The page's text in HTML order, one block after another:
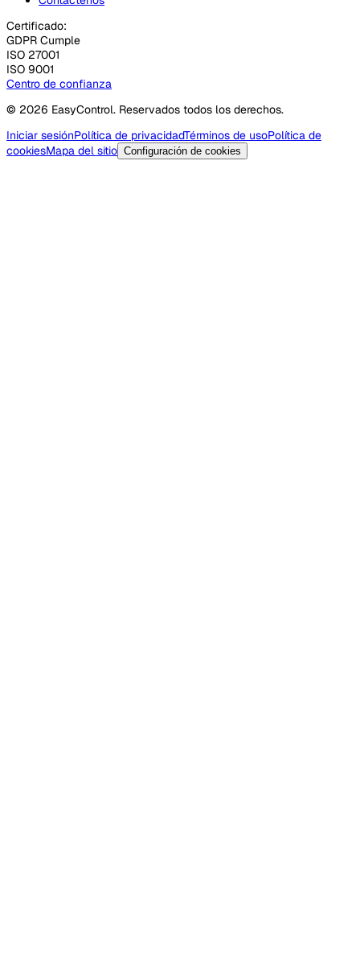
Certificado:
GDPR Cumple
ISO 27001
ISO 9001
Centro de confianza
© 2026 EasyControl. Reservados todos los derechos.
Iniciar sesiónPolítica de privacidadTérminos de usoPolítica de
cookiesMapa del sitio Configuración de cookies